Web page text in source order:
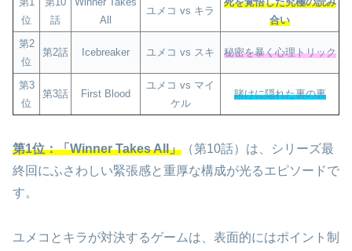
位
話
All
ユメコ vs キラ
合い
第2
位
第2話 Icebreaker ユメコ vs スキ 秘密を暴く心理トリック
第3
位
第3話 First Blood
ユメコ vs マイ
ケル
賭けに隠れた裏の裏
第1位：「Winner Takes All」 （第10話）は、シリーズ最
終回にふさわしい緊張感と重厚な構成が光るエピソードで
す。
ユメコとキラが対決するゲームは、表面的にはポイント制